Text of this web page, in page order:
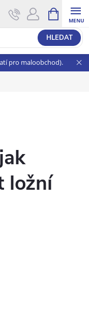
HLEDAT
NÁKUPNÍ
KOŠÍK
pro maloobchod).
ložní